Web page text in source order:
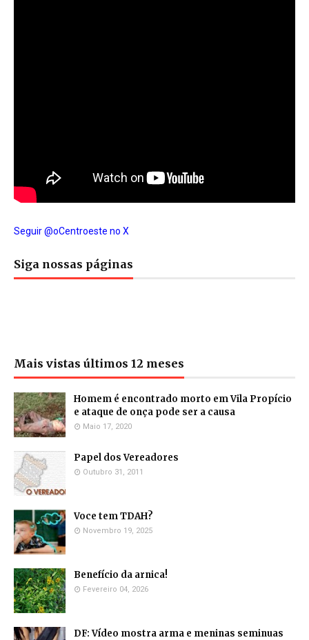
Seguir @oCentroeste no X
Siga nossas páginas
Mais vistas últimos 12 meses
Homem é encontrado morto em Vila Propício
e ataque de onça pode ser a causa
Maio 17, 2020
Papel dos Vereadores
Outubro 31, 2011
Voce tem TDAH?
Novembro 19, 2025
Benefício da arnica!
Fevereiro 04, 2026
DF: Vídeo mostra arma e meninas seminuas